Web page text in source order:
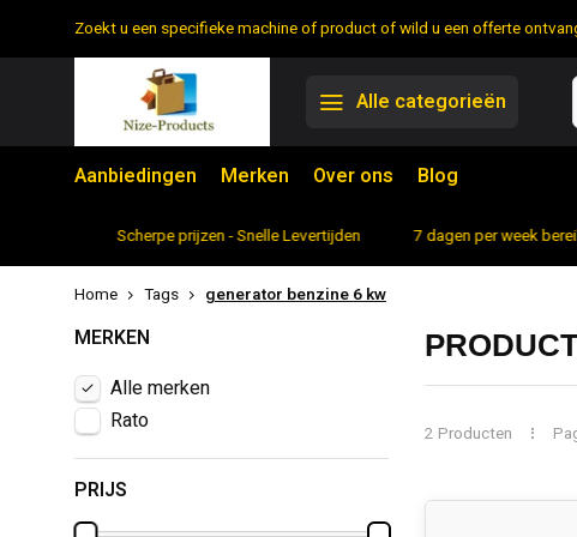
Zoekt u een specifieke machine of product of wild u een offerte
Alle categorieën
Aanbiedingen Merken Over ons Blog
Scherpe prijzen - Snelle Levertijden 7 dagen per week
Home Tags generator benzine 6 kw
MERKEN
Alle merken
Rato
PRIJS
2 Producten